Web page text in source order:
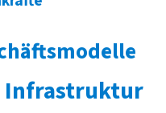
Infrastruktur